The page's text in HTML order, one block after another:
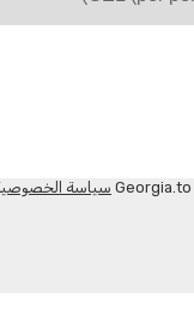
سياسة